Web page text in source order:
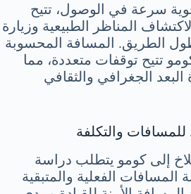
سرعة في الوصول، تتيح
المناظر الطبيعية وزيارة
الطريق. المسافة المحسوبة
تتيح توقفات متعددة، مما
الجغرافي والثقافي
للمسافات والتكلفة
إلى كومو يتطلب دراسة
المسافات الفعلية والمتبقية